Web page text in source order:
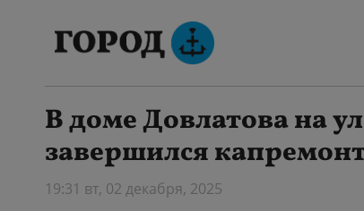
В доме Довлатова на
завершился
19:31 вт, 02 декабря, 2025